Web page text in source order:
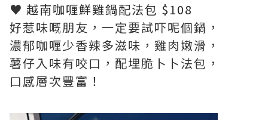
♥ 越南咖喱鮮雞鍋配法包 $108
好惹味嘅朋友，一定要試吓呢個鍋，
濃郁咖喱少香辣多滋味，雞肉嫩滑，
薯仔入味有咬口，配埋脆卜卜法包，
口感層次豐富！